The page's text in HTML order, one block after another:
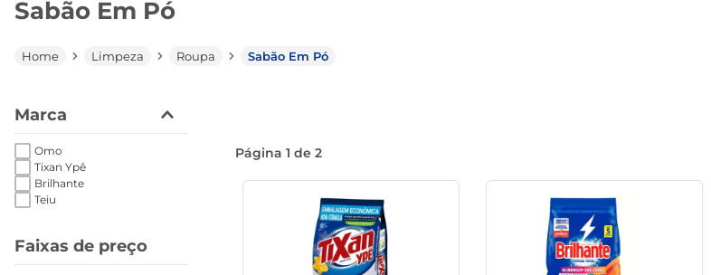
Sabão Em Pó
Limpeza Roupa Sabão Em Pó
Marca
Omo
Tixan Ypê
Brilhante
Teiu
Faixas de preço
Página 1 de 2